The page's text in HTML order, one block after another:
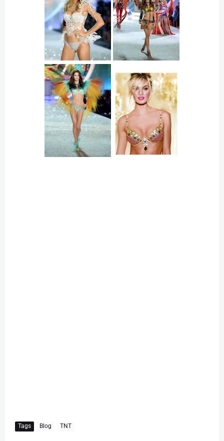
Tags Blog TNT